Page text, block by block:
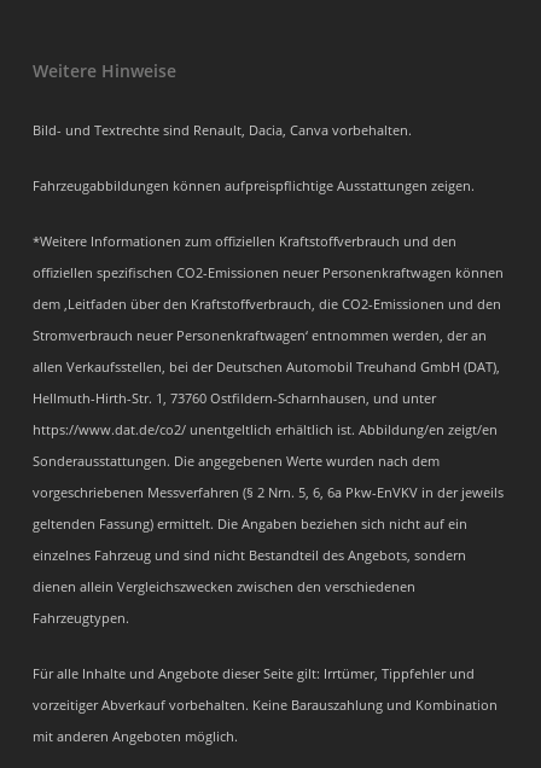
Weitere Hinweise
Bild- und Textrechte sind Renault, Dacia, Canva vorbehalten.
Fahrzeugabbildungen können aufpreispflichtige Ausstattungen zeigen.
*Weitere Informationen zum offiziellen Kraftstoffverbrauch und den
offiziellen spezifischen CO2-Emissionen neuer Personenkraftwagen können
dem ‚Leitfaden über den Kraftstoffverbrauch, die CO2-Emissionen und den
Stromverbrauch neuer Personenkraftwagen‘ entnommen werden, der an
allen Verkaufsstellen, bei der Deutschen Automobil Treuhand GmbH (DAT),
Hellmuth-Hirth-Str. 1, 73760 Ostfildern-Scharnhausen, und unter
https://www.dat.de/co2/ unentgeltlich erhältlich ist. Abbildung/en zeigt/en
Sonderausstattungen. Die angegebenen Werte wurden nach dem
vorgeschriebenen Messverfahren (§ 2 Nrn. 5, 6, 6a Pkw-EnVKV in der jeweils
geltenden Fassung) ermittelt. Die Angaben beziehen sich nicht auf ein
einzelnes Fahrzeug und sind nicht Bestandteil des Angebots, sondern
dienen allein Vergleichszwecken zwischen den verschiedenen
Fahrzeugtypen.
Für alle Inhalte und Angebote dieser Seite gilt: Irrtümer, Tippfehler und
vorzeitiger Abverkauf vorbehalten. Keine Barauszahlung und Kombination
mit anderen Angeboten möglich.